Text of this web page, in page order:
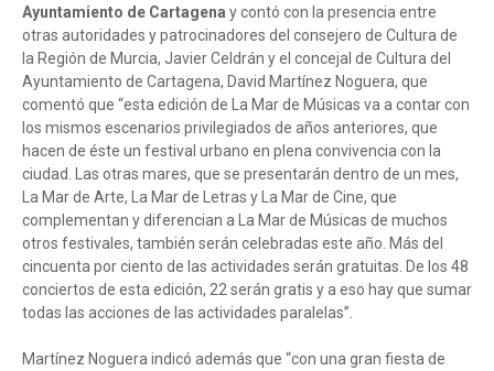
Ayuntamiento de Cartagena y contó con la presencia entre
otras autoridades y patrocinadores del consejero de Cultura de
la Región de Murcia, Javier Celdrán y el concejal de Cultura del
Ayuntamiento de Cartagena, David Martínez Noguera, que
comentó que “esta edición de La Mar de Músicas va a contar con
los mismos escenarios privilegiados de años anteriores, que
hacen de éste un festival urbano en plena convivencia con la
ciudad. Las otras mares, que se presentarán dentro de un mes,
La Mar de Arte, La Mar de Letras y La Mar de Cine, que
complementan y diferencian a La Mar de Músicas de muchos
otros festivales, también serán celebradas este año. Más del
cincuenta por ciento de las actividades serán gratuitas. De los 48
conciertos de esta edición, 22 serán gratis y a eso hay que sumar
todas las acciones de las actividades paralelas”.
Martínez Noguera indicó además que “con una gran fiesta de